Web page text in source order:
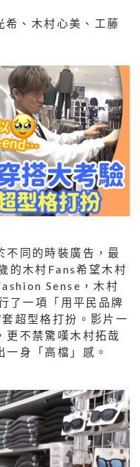
希、木村心美、工藤
不同的時裝廣告，最
的木村Fans希望木村
Sense，木村
了一項「用平民品牌
超型格打扮。影片一
更不禁驚嘆木村拓哉
一身「高檔」感。